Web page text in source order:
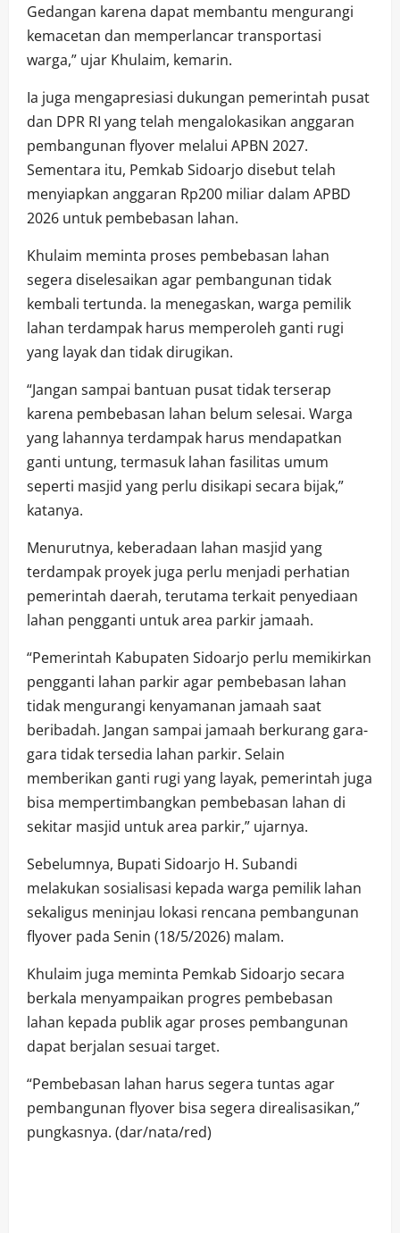
Gedangan karena dapat membantu mengurangi
kemacetan dan memperlancar transportasi
warga,” ujar Khulaim, kemarin.
Ia juga mengapresiasi dukungan pemerintah pusat
dan DPR RI yang telah mengalokasikan anggaran
pembangunan flyover melalui APBN 2027.
Sementara itu, Pemkab Sidoarjo disebut telah
menyiapkan anggaran Rp200 miliar dalam APBD
2026 untuk pembebasan lahan.
Khulaim meminta proses pembebasan lahan
segera diselesaikan agar pembangunan tidak
kembali tertunda. Ia menegaskan, warga pemilik
lahan terdampak harus memperoleh ganti rugi
yang layak dan tidak dirugikan.
“Jangan sampai bantuan pusat tidak terserap
karena pembebasan lahan belum selesai. Warga
yang lahannya terdampak harus mendapatkan
ganti untung, termasuk lahan fasilitas umum
seperti masjid yang perlu disikapi secara bijak,”
katanya.
Menurutnya, keberadaan lahan masjid yang
terdampak proyek juga perlu menjadi perhatian
pemerintah daerah, terutama terkait penyediaan
lahan pengganti untuk area parkir jamaah.
“Pemerintah Kabupaten Sidoarjo perlu memikirkan
pengganti lahan parkir agar pembebasan lahan
tidak mengurangi kenyamanan jamaah saat
beribadah. Jangan sampai jamaah berkurang gara-
gara tidak tersedia lahan parkir. Selain
memberikan ganti rugi yang layak, pemerintah juga
bisa mempertimbangkan pembebasan lahan di
sekitar masjid untuk area parkir,” ujarnya.
Sebelumnya, Bupati Sidoarjo H. Subandi
melakukan sosialisasi kepada warga pemilik lahan
sekaligus meninjau lokasi rencana pembangunan
flyover pada Senin (18/5/2026) malam.
Khulaim juga meminta Pemkab Sidoarjo secara
berkala menyampaikan progres pembebasan
lahan kepada publik agar proses pembangunan
dapat berjalan sesuai target.
“Pembebasan lahan harus segera tuntas agar
pembangunan flyover bisa segera direalisasikan,”
pungkasnya. (dar/nata/red)